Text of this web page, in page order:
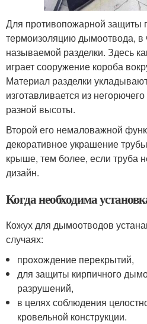
Для противопожарной защиты
термоизоляцию дымоотвода, в
называемой разделки. Здесь
играет сооружение короба
Материал разделки
изготавливается из
разной высоты.
Второй его немаловажной
декоративное украшение
крыше, тем более, если труба
дизайн.
Когда необходима
Кожух для дымоотводов
случаях:
прохождение перекрытий,
для защиты кирпичного
разрушений,
в целях соблюдения
кровельной конструкции.